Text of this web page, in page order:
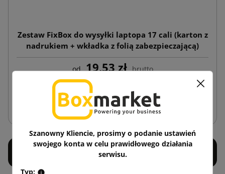
Zestaw FixBox do wysyłki laptopa 17 cali (karton z
nadrukiem + wkładka z folią zabezpieczającą)
od 19,53 zł brutto
Dodaj do koszyka
Szanowny Kliencie, prosimy o podanie ustawień
swojego konta w celu prawidłowego działania
serwisu.
Typ: